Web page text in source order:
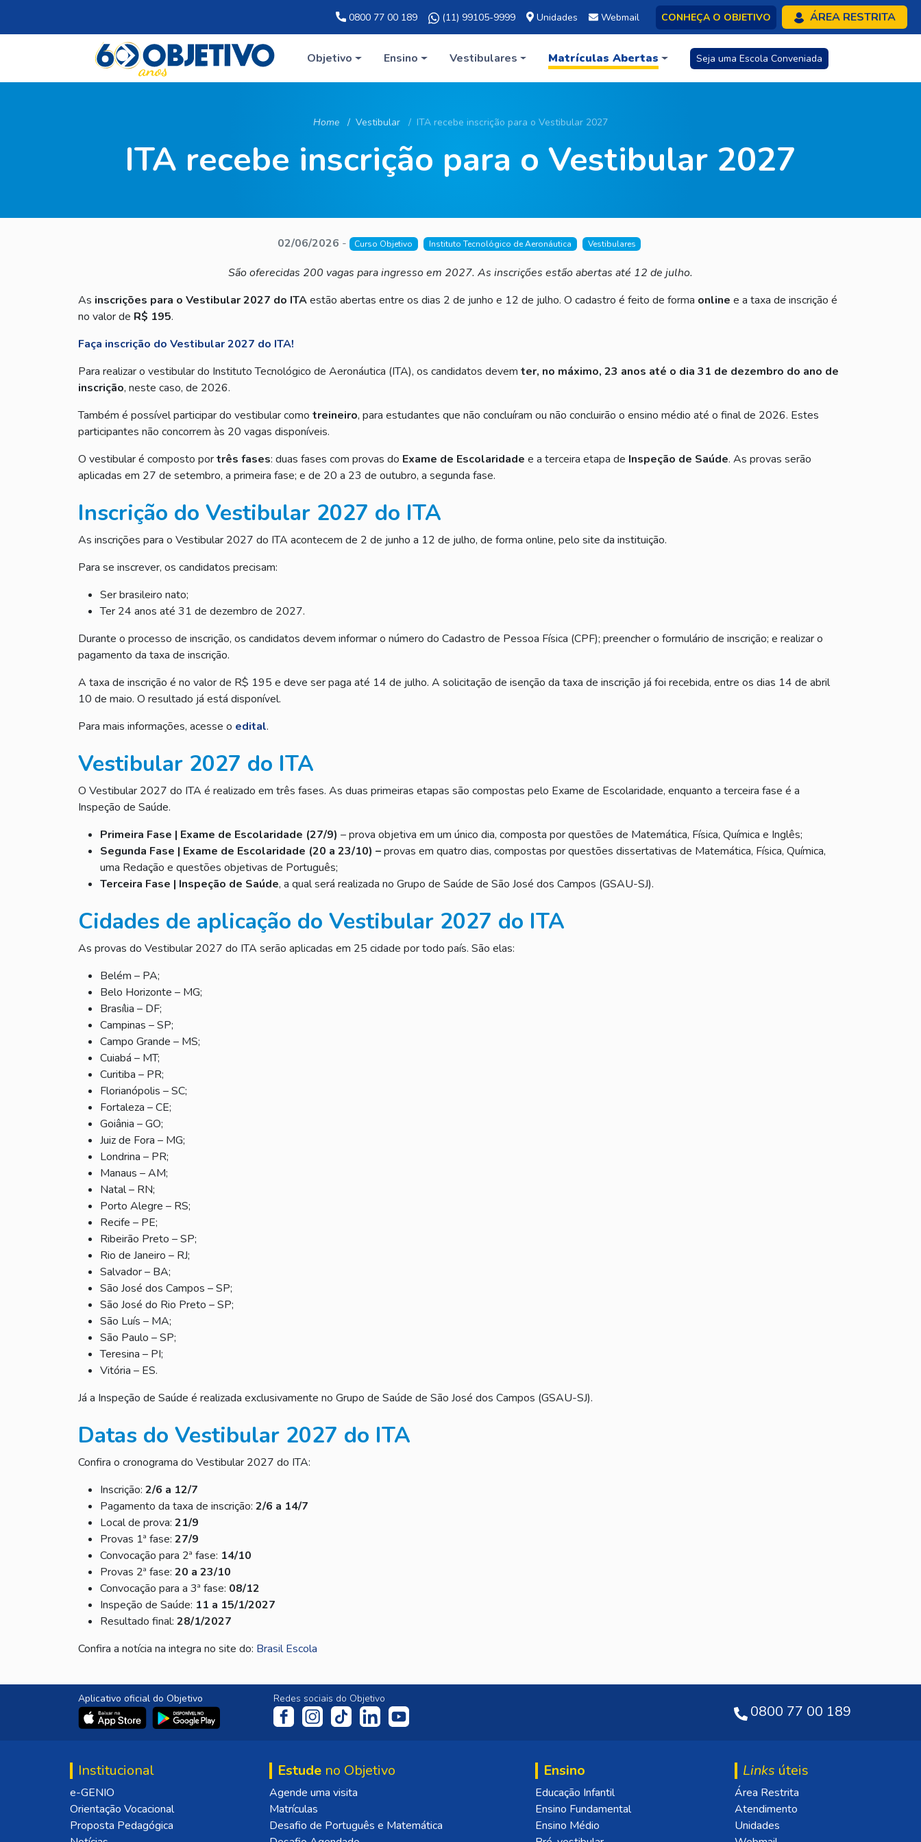
0800 77 00 189 (11) 99105-9999 Unidades Webmail CONHEÇA O OBJETIVO ÁREA RESTRITA
Objetivo Ensino Vestibulares Matrículas Abertas Seja uma Escola Conveniada
Home Vestibular ITA recebe inscrição para o Vestibular 2027
ITA recebe inscrição para o Vestibular 2027
02/06/2026 - Curso Objetivo Instituto Tecnológico de Aeronáutica Vestibulares
São oferecidas 200 vagas para ingresso em 2027. As inscrições estão abertas até 12 de julho.
As inscrições para o Vestibular 2027 do ITAestão abertas entre os dias 2 de junho e 12 de julho. O cadastro é feito de forma online e a taxa de inscrição é
no valor de R$ 195.
Faça inscrição do Vestibular 2027 do ITA!
Para realizar o vestibular do Instituto Tecnológico de Aeronáutica (ITA), os candidatos devem ter, no máximo, 23 anos até o dia 31 de dezembro do ano de
inscrição, neste caso, de 2026.
Também é possível participar do vestibular como treineiro, para estudantes que não concluíram ou não concluirão o ensino médio até o final de 2026. Estes
participantes não concorrem às 20 vagas disponíveis.
O vestibular é composto portrês fases: duas fases com provas do Exame de Escolaridade e a terceira etapa de Inspeção de Saúde. As provas serão
aplicadas em 27 de setembro, a primeira fase; e de 20 a 23 de outubro, a segunda fase.
Inscrição do Vestibular 2027 do ITA
As inscrições para o Vestibular 2027 do ITA acontecem de 2 de junho a 12 de julho, de forma online, pelo site da instituição.
Para se inscrever, os candidatos precisam:
Ser brasileiro nato;
Ter 24 anos até 31 de dezembro de 2027.
Durante o processo de inscrição, os candidatos devem informar o número do Cadastro de Pessoa Física (CPF); preencher o formulário de inscrição; e realizar o
pagamento da taxa de inscrição.
A taxa de inscrição é no valor de R$ 195 e deve ser paga até 14 de julho. A solicitação de isenção da taxa de inscrição já foi recebida, entre os dias 14 de abril
10 de maio. O resultado já está disponível.
Para mais informações, acesse o edital.
Vestibular 2027 do ITA
O Vestibular 2027 do ITA é realizado em três fases. As duas primeiras etapas são compostas pelo Exame de Escolaridade, enquanto a terceira fase é a
Inspeção de Saúde.
Primeira Fase | Exame de Escolaridade (27/9) – prova objetiva em um único dia, composta por questões de Matemática, Física, Química e Inglês;
Segunda Fase | Exame de Escolaridade (20 a 23/10) –provas em quatro dias, compostas por questões dissertativas de Matemática, Física, Química,
uma Redação e questões objetivas de Português;
Terceira Fase | Inspeção de Saúde, a qual será realizada no Grupo de Saúde de São José dos Campos (GSAU-SJ).
Cidades de aplicação do Vestibular 2027 do ITA
As provas do Vestibular 2027 do ITA serão aplicadas em 25 cidade por todo país. São elas:
Belém – PA;
Belo Horizonte – MG;
Brasília – DF;
Campinas – SP;
Campo Grande – MS;
Cuiabá – MT;
Curitiba – PR;
Florianópolis – SC;
Fortaleza – CE;
Goiânia – GO;
Juiz de Fora – MG;
Londrina – PR;
Manaus – AM;
Natal – RN;
Porto Alegre – RS;
Recife – PE;
Ribeirão Preto – SP;
Rio de Janeiro – RJ;
Salvador – BA;
São José dos Campos – SP;
São José do Rio Preto – SP;
São Luís – MA;
São Paulo – SP;
Teresina – PI;
Vitória – ES.
Já a Inspeção de Saúde é realizada exclusivamente no Grupo de Saúde de São José dos Campos (GSAU-SJ).
Datas do Vestibular 2027 do ITA
Confira o cronograma do Vestibular 2027 do ITA:
Inscrição: 2/6 a 12/7
Pagamento da taxa de inscrição: 2/6 a 14/7
Local de prova: 21/9
Provas 1ª fase: 27/9
Convocação para 2ª fase: 14/10
Provas 2ª fase: 20 a 23/10
Convocação para a 3ª fase: 08/12
Inspeção de Saúde: 11 a 15/1/2027
Resultado final: 28/1/2027
Confira a notícia na integra no site do: Brasil Escola
Aplicativo oficial do Objetivo Redes sociais do Objetivo
0800 77 00 189
Institucional
e-GENIO
Orientação Vocacional
Proposta Pedagógica
Estude no Objetivo
Agende uma visita
Matrículas
Desafio de Português e Matemática
Ensino
Educação Infantil
Ensino Fundamental
Ensino Médio
Links úteis
Área Restrita
Atendimento
Unidades